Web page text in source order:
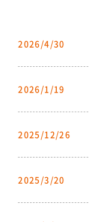
2026/4/30
2026/1/19
2025/12/26
2025/3/20